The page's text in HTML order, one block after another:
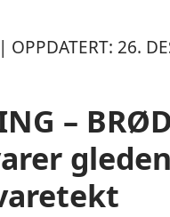
26.
–